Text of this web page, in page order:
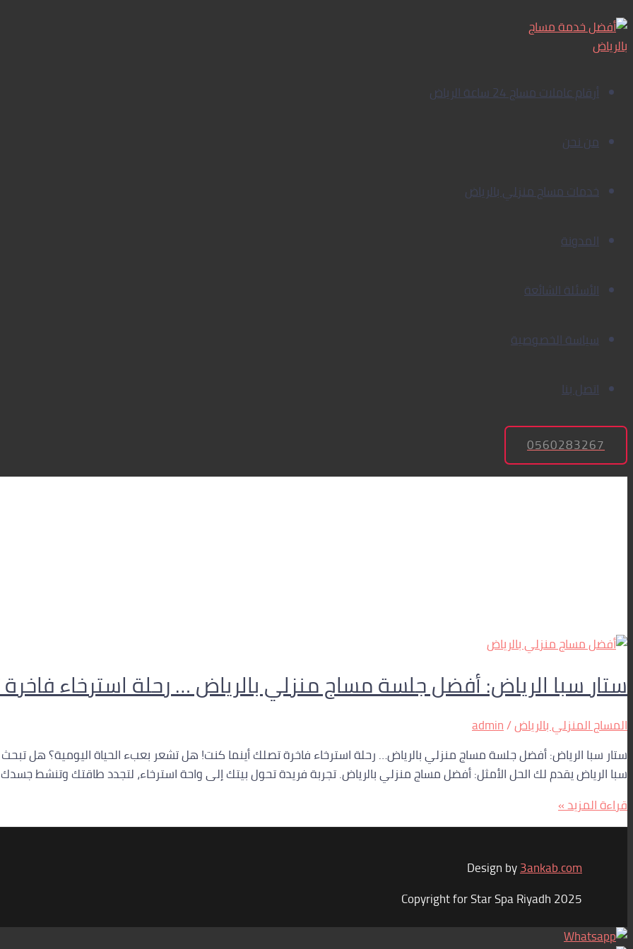
إلى
المحتوى
أرقام عاملات مساج 24 ساعة الرياض
من نحن
خدمات مساج منزلي بالرياض
المدونة
الأسئلة الشائعة
سياسة الخصوصية
اتصل بنا
0560283267
ستار سبا الرياض: أفضل جلسة مساج منزلي بالرياض … رحلة استرخاء
المساج المنزلي بالرياض/
admin
ستار سبا الرياض: أفضل جلسة مساج منزلي بالرياض… رحلة استرخاء فاخرة تصلك أينما كنت! هل تشعر بعبء الحياة اليومية؟ هل
سبا الرياض يقدم لك الحل الأمثل: أفضل مساج منزلي بالرياض. تجربة فريدة تحول بيتك إلى واحة استرخاء، لتجدد طاقتك وتنشط
سبا
الرياض:
جلسة
بالرياض
استرخاء
تصلك
قراءة المزيد »
Design by3ankab.com
Copyright for Star Spa Riyadh 2025